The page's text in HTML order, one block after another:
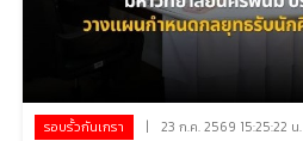
รอบรั้วกันเกรา | 23 ก.ค. 2569 15:25:22 น.